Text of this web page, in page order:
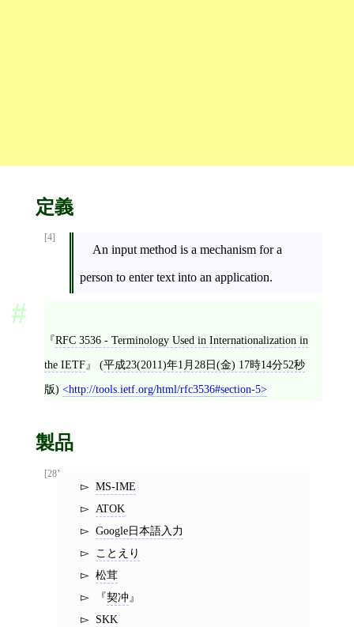
定義
[4]
An input method is a mechanism for a
person to enter text into an application.
RFC 3536 - Terminology Used in Internationalization in
the IETF
(平成23(2011)年1月28日(金) 17時14分52秒
版)
http://tools.ietf.org/html/rfc3536#section-5
製品
[28]
MS-IME
ATOK
Google日本語入力
ことえり
松茸
契冲
SKK